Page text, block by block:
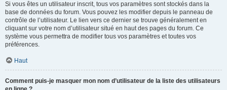
Si vous êtes un utilisateur inscrit, tous vos paramètres sont stockés dans la
base de données du forum. Vous pouvez les modifier depuis le panneau de
contrôle de l’utilisateur. Le lien vers ce dernier se trouve généralement en
cliquant sur votre nom d’utilisateur situé en haut des pages du forum. Ce
système vous permettra de modifier tous vos paramètres et toutes vos
préférences.
Haut
Comment puis-je masquer mon nom d’utilisateur de la liste des utilisateurs